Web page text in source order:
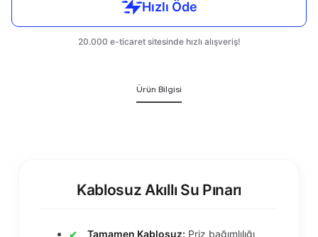
Ürün Bilgisi
Kablosuz Akıllı Su Pınarı
Tamamen Kablosuz: Priz bağımlılığı